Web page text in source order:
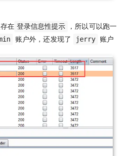
在 登录信息性提示
，所以可以跑一
账户外，还发现了 jerry 账户